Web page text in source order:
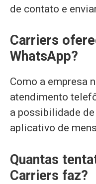
de contato e
Carriers
WhatsApp?
Como a empresa
atendimento
a possibilidade
aplicativo de
Quantas
Carriers faz?